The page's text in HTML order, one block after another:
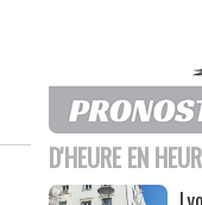
D'HEURE EN